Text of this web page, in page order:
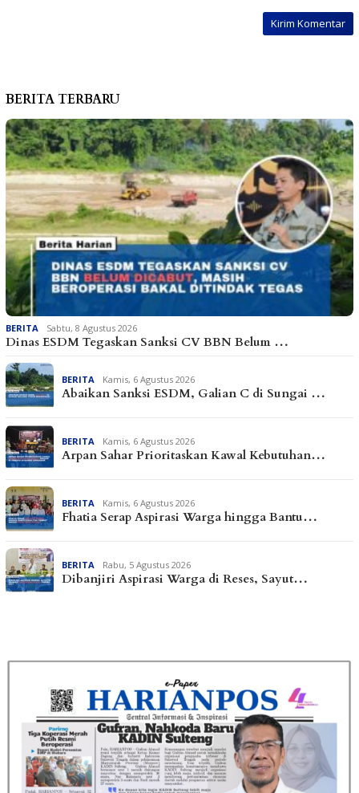
BERITA TERBARU
BERITA Sabtu, 8 Agustus 2026
Dinas ESDM Tegaskan Sanksi CV BBN Belum …
BERITA Kamis, 6 Agustus 2026
Abaikan Sanksi ESDM, Galian C di Sungai …
BERITA Kamis, 6 Agustus 2026
Arpan Sahar Prioritaskan Kawal Kebutuhan…
BERITA Kamis, 6 Agustus 2026
Fhatia Serap Aspirasi Warga hingga Bantu…
BERITA Rabu, 5 Agustus 2026
Dibanjiri Aspirasi Warga di Reses, Sayut…